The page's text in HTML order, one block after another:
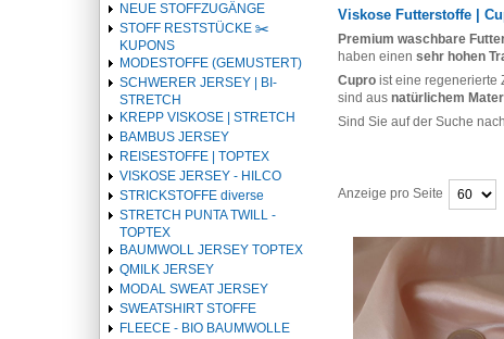
NEUE STOFFZUGÄNGE
STOFF RESTSTÜCKE ✂️️
KUPONS
MODESTOFFE (GEMUSTERT)
SCHWERER JERSEY | BI-
STRETCH
KREPP VISKOSE | STRETCH
BAMBUS JERSEY
REISESTOFFE | TOPTEX
VISKOSE JERSEY - HILCO
STRICKSTOFFE diverse
STRETCH PUNTA TWILL -
TOPTEX
BAUMWOLL JERSEY TOPTEX
QMILK JERSEY
MODAL SWEAT JERSEY
SWEATSHIRT STOFFE
FLEECE - BIO BAUMWOLLE
Viskose Futterstoffe |
Premium waschbare
haben einen sehr hohen
Cupro ist eine regenerierte
sind aus natürlichem
Sind Sie auf der Suche
Anzeige pro Seite
Überschrift